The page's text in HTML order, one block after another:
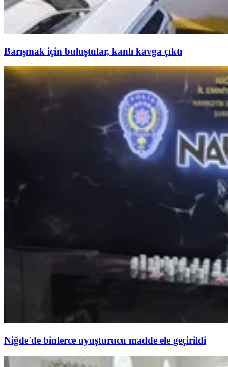
Barışmak için buluştular, kanlı kavga çıktı
Niğde'de binlerce uyuşturucu madde ele geçirildi